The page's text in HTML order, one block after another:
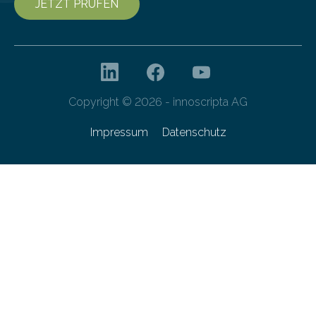
JETZT PRÜFEN
Copyright © 2026 - innoscripta AG
Impressum Datenschutz